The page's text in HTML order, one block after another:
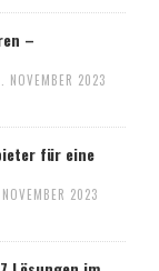
–
NOVEMBER 2023
für eine
2023